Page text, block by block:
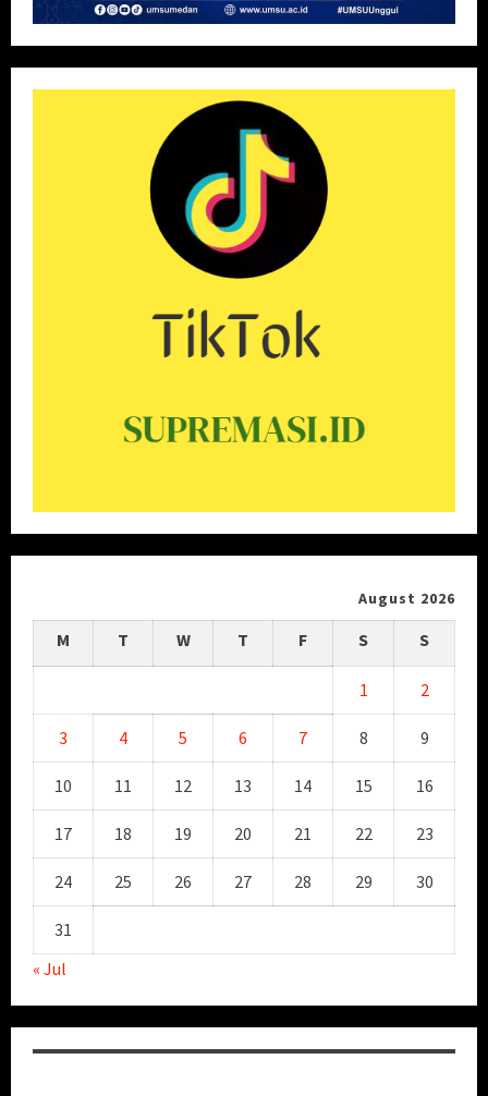
August 2026
M T W T F S S
1 2
3 4 5 6 7 8 9
10 11 12 13 14 15 16
17 18 19 20 21 22 23
24 25 26 27 28 29 30
31
« Jul